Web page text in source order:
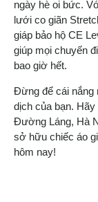
ngày hè oi bức.
lưới co giãn
giáp bảo hộ CE
giúp mọi chuyến
bao giờ hết.
Đừng để cái nắng
dịch của bạn.
Đường Láng, Hà
sở hữu chiếc áo
hôm nay!